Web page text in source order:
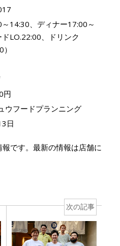
14:30、ディナー17:00～
LO.22:00、ドリンク
円
ウフードプランニング
日
です。最新の情報は店舗に
次の記事